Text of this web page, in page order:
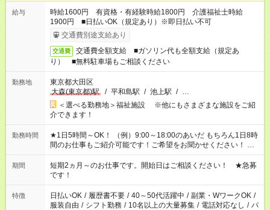
給与
時給1600円 有資格・有経験時給1800円 介護福祉士時給
1900円 ■日払いOK（規定あり）※即日払い不可
交通費別途支給あり
交通費
交通費全額支給 ■ガソリン代も全額支給（規定あ
り） ■無料駐車場もご相談ください
勤務地
東京都大田区
大森(東京都)駅
/ 平和島駅 / 池上駅 / …
＜選べる勤務地＞福祉施設 ※他にもさまざまな施設をご紹
介できます！
勤務時間
★1日5時間～OK！ （例）9:00～18:00のあいだ もちろん1日8時
間のお仕事もご紹介可能です！ご希望をお聞かせください！ ★
家庭の都合でお休みが必要な場合も遠慮なくご相談ください。
※週最低15時間以上の勤務が必要です
期間
短期2ヵ月～のお仕事です。開始日はご相談ください！ ★急募
です！
特徴 日払いOK / 履歴書不要 / 40～50代活躍中 / 副業・WワークOK /
服装自由 / シフト勤務 / 10名以上の大量募集 / 電話対応なし / パ